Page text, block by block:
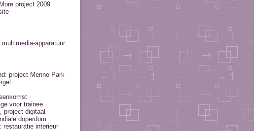
project 2009
apparatuur
project Menno Park
voor trainee
project digitaal
doperdom
restauratie interieur